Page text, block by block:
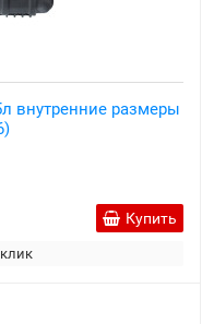
внутренние размеры
Купить